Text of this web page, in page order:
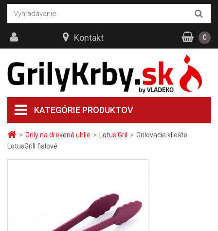
> Grily na drevené uhlie > Lotus Gril > Grilovacie kliešte
LotusGrill fialové
KATEGÓRIE PRODUKTOV
Kontakt 0